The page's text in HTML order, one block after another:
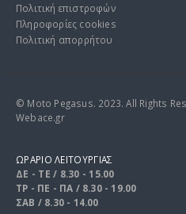
Πολιτική επιστροφών
Πληροφορίες cookies
Πολιτική απορρήτου
© Moto Pegasus. 2023. All Rights
Webace.gr
ΩΡΑΡΙΟ ΛΕΙΤΟΥΡΓΙΑΣ
ΔΕ - ΤΕ / 8.30 - 15.00
ΤΡ - ΠΕ - ΠΑ / 8.30 - 19.00
ΣΑΒ / 8.30 - 14.00